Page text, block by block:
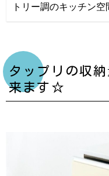
トリー調のキッチン空
タップリの収
来ます☆